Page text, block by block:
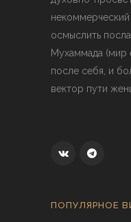
некоммерческий
осмыслить
Мухаммада (мир
после себя, и
вектор пути
ПОПУЛЯРНОЕ